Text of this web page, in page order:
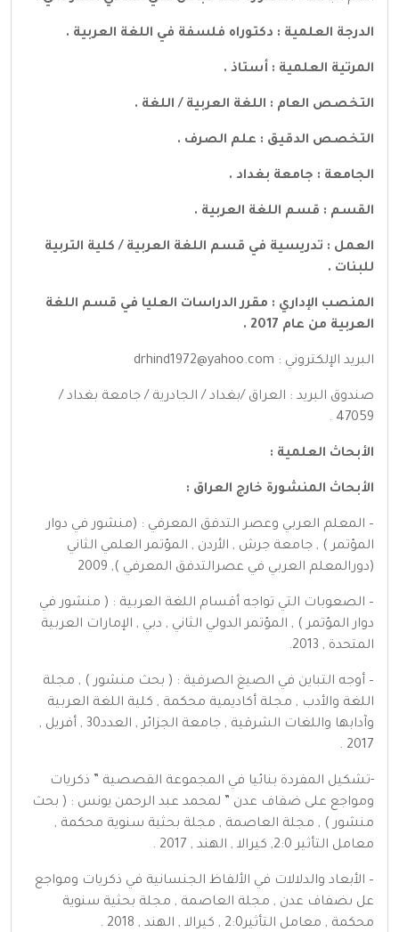
الدرجة العلمية : دكتوراه فلسفة في اللغة العربية .
المرتية العلمية : أستاذ .
التخصص العام : اللغة العربية / اللغة .
التخصص الدقيق : علم الصرف .
الجامعة : جامعة بغداد .
القسم : قسم اللغة العربية .
العمل : تدريسية في قسم اللغة العربية / كلية التربية
للبنات .
المنصب الإداري : مقرر الدراسات العليا في قسم اللغة
العربية من عام 2017 .
البريد الإلكتروني : drhind1972@yahoo.com
صندوق البريد : العراق /بغداد / الجادرية / جامعة بغداد /
47059 .
الأبحاث العلمية :
الأبحاث المنشورة خارج العراق :
– المعلم العربي وعصر التدفق المعرفي : (منشور في دوار
المؤتمر ) , جامعة جرش , الأردن , المؤتمر العلمي الثاني
(دورالمعلم العربي في عصرالتدفق المعرفي ), 2009
– الصعوبات التي تواجه أقسام اللغة العربية : ( منشور في
دوار المؤتمر ) , المؤتمر الدولي الثاني , دبي , الإمارات العربية
المتحدة , 2013.
– أوجه التباين في الصيغ الصرفية : ( بحث منشور ) , مجلة
اللغة والأدب , مجلة أكاديمية محكمة , كلية اللغة العربية
وآدابها واللغات الشرقية , جامعة الجزائر , العدد30 , أفريل ,
2017 .
-تشكيل المفردة بنائيا في المجموعة القصصية ” ذكريات
ومواجع على ضفاف عدن ” لمحمد عبد الرحمن يونس : ( بحث
منشور ) , مجلة العاصمة , مجلة بحثية سنوية محكمة ,
معامل التأثير 2:0, كيرالا , الهند , 2017 .
– الأبعاد والدلالات في الألفاظ الجنسانية في ذكريات ومواجع
عل ىضفاف عدن , مجلة العاصمة , مجلة بحثية سنوية
محكمة , معامل التأثير2:0 , كيرالا , الهند , 2018 .